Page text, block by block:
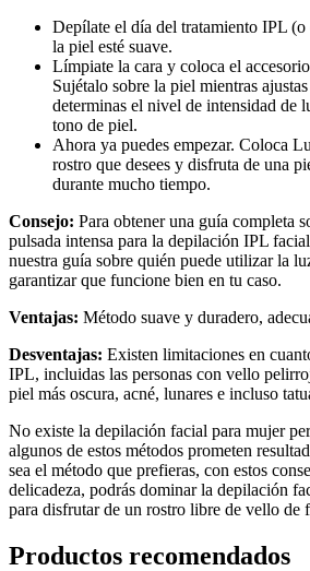
Depílate el día del tratamiento IPL
la piel esté suave.
Límpiate la cara y coloca el
Sujétalo sobre la piel mientras
determinas el nivel de intensidad de
tono de piel.
Ahora ya puedes empezar. Coloca
rostro que desees y disfruta de una
durante mucho tiempo.
Consejo: Para obtener una guía completa
pulsada intensa para la depilación IPL
nuestra guía sobre quién puede utilizar la
garantizar que funcione bien en tu caso.
Ventajas: Método suave y duradero,
Desventajas: Existen limitaciones en
IPL, incluidas las personas con vello
piel más oscura, acné, lunares e incluso
No existe la depilación facial para mujer
algunos de estos métodos prometen
sea el método que prefieras, con estos
delicadeza, podrás dominar la depilación
para disfrutar de un rostro libre de vello de
Productos recomendados